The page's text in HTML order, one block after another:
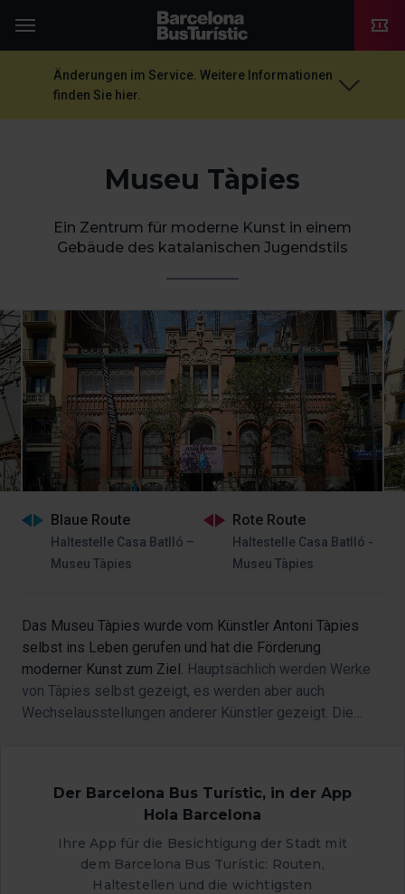
TMB-OCI
Änderungen im Service. Weitere Informationen
finden Sie hier.
Museu Tàpies
Ein Zentrum für moderne Kunst in einem
Gebäude des katalanischen Jugendstils
Blaue Route
Haltestelle Casa Batlló –
Museu Tàpies
Rote Route
Haltestelle Casa Batlló -
Museu Tàpies
Das Museu Tàpies wurde vom Künstler Antoni Tàpies
selbst ins Leben gerufen und hat die Förderung
moderner Kunst zum Ziel. Hauptsächlich werden Werke
von Tàpies selbst gezeigt, es werden aber auch
Wechselausstellungen anderer Künstler gezeigt. Die
geschaffenen Konstruktion aus Aluminium und Stahl mit
Núvol i Cadira“ (Wolke und Stuhl), die über
dem Dach zu schweben scheint.
Der Barcelona Bus Turístic, in der App
Hola Barcelona
Ihre App für die Besichtigung der Stadt mit
dem Barcelona Bus Turístic: Routen,
Haltestellen und die wichtigsten